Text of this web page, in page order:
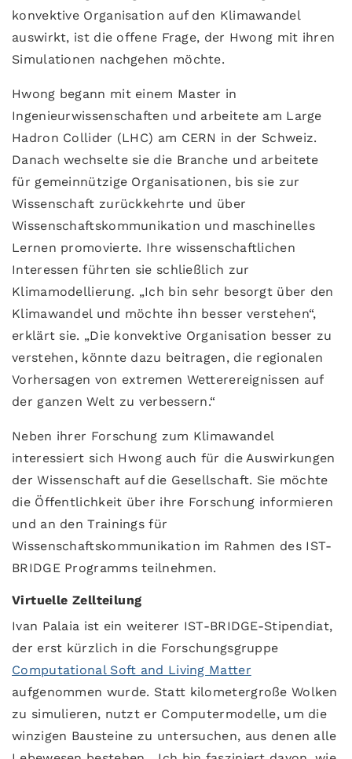
konvektive Organisation auf den Klimawandel
auswirkt, ist die offene Frage, der Hwong mit ihren
Simulationen nachgehen möchte.
Hwong begann mit einem Master in
Ingenieurwissenschaften und arbeitete am Large
Hadron Collider (LHC) am CERN in der Schweiz.
Danach wechselte sie die Branche und arbeitete
für gemeinnützige Organisationen, bis sie zur
Wissenschaft zurückkehrte und über
Wissenschaftskommunikation und maschinelles
Lernen promovierte. Ihre wissenschaftlichen
Interessen führten sie schließlich zur
Klimamodellierung. „Ich bin sehr besorgt über den
Klimawandel und möchte ihn besser verstehen“,
erklärt sie. „Die konvektive Organisation besser zu
verstehen, könnte dazu beitragen, die regionalen
Vorhersagen von extremen Wetterereignissen auf
der ganzen Welt zu verbessern.“
Neben ihrer Forschung zum Klimawandel
interessiert sich Hwong auch für die Auswirkungen
der Wissenschaft auf die Gesellschaft. Sie möchte
die Öffentlichkeit über ihre Forschung informieren
und an den Trainings für
Wissenschaftskommunikation im Rahmen des IST-
BRIDGE Programms teilnehmen.
Virtuelle Zellteilung
Ivan Palaia ist ein weiterer IST-BRIDGE-Stipendiat,
der erst kürzlich in die Forschungsgruppe
Computational Soft and Living Matter
aufgenommen wurde. Statt kilometergroße Wolken
zu simulieren, nutzt er Computermodelle, um die
winzigen Bausteine zu untersuchen, aus denen alle